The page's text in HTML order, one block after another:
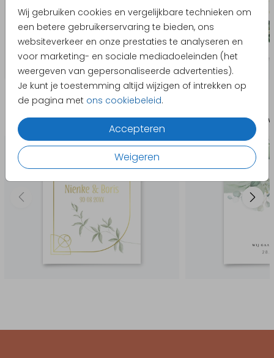
Wij gebruiken cookies en vergelijkbare technieken om
een betere gebruikerservaring te bieden, ons
websiteverkeer en onze prestaties te analyseren en
voor marketing- en sociale mediadoeleinden (het
weergeven van gepersonaliseerde advertenties).
Je kunt je toestemming altijd wijzigen of intrekken op
de pagina met ons cookiebeleid.
Accepteren
Weigeren
Producten die hierop lijken
Trouwkaart